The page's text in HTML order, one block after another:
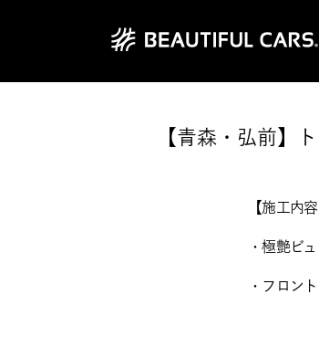
【青森・弘前】
【施工内容
・極艶ビ
・フロン